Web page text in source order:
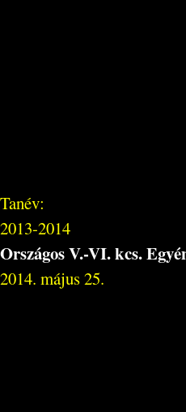
Tanév:
2013-2014
Országos V.-VI. kcs.
2014. május 25.